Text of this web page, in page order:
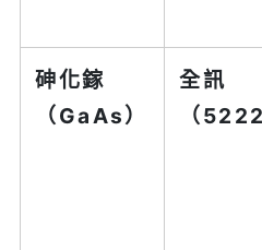
砷化鎵
（GaAs）
全訊
（5222